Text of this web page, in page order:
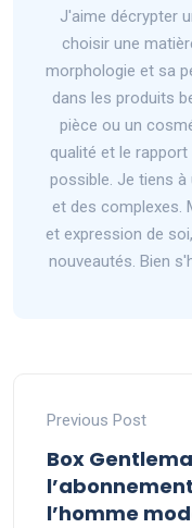
J'aime décrypter
choisir une
morphologie et sa
dans les produits
pièce ou un
qualité et le
possible. Je tiens
et des complexes.
et expression de
nouveautés. Bien
Previous Post
Box
l’homme